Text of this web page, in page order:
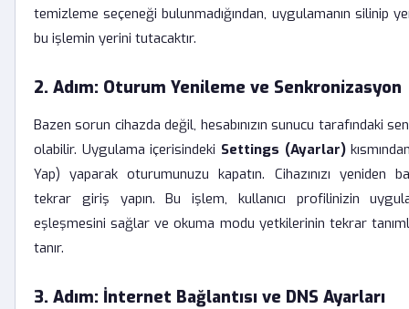
temizleme seçeneği bulunmadığından, uygulamanın silinip
bu işlemin yerini tutacaktır.
2. Adım: Oturum Yenileme ve Senkronizasyon
Bazen sorun cihazda değil, hesabınızın sunucu tarafındaki
olabilir. Uygulama içerisindeki Settings (Ayarlar)
Yap) yaparak oturumunuzu kapatın. Cihazınızı yeniden
tekrar giriş yapın. Bu işlem, kullanıcı profilinizin
eşleşmesini sağlar ve okuma modu yetkilerinin tekrar
tanır.
3. Adım: İnternet Bağlantısı ve DNS Ayarları